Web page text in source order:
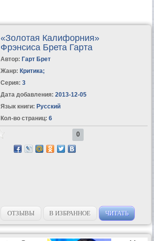
«Золотая Калифорния»
Фрэнсиса Брета Гарта
Автор: Гарт Брет
Жанр: Критика;
Серия: 3
Дата добавления: 2013-12-05
Язык книги: Русский
Кол-во страниц: 6
0
ОТЗЫВЫ В ИЗБРАННОЕ ЧИТАТЬ